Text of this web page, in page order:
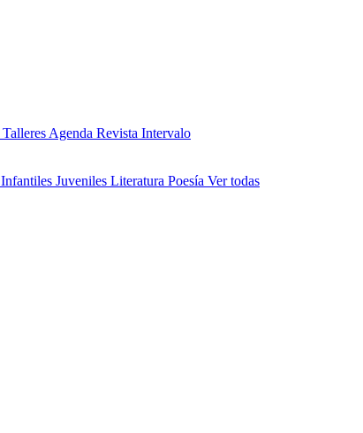
Talleres Agenda Revista Intervalo
Infantiles Juveniles Literatura Poesía Ver todas